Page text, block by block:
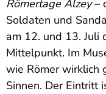
Römertage Alzey–
Soldaten und
am 12. und 13. Juli
Mittelpunkt. Im
wie Römer wirklich
Sinnen. Der Eintritt